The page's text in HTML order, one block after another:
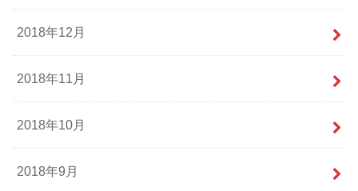
2018年12月
2018年11月
2018年10月
2018年9月